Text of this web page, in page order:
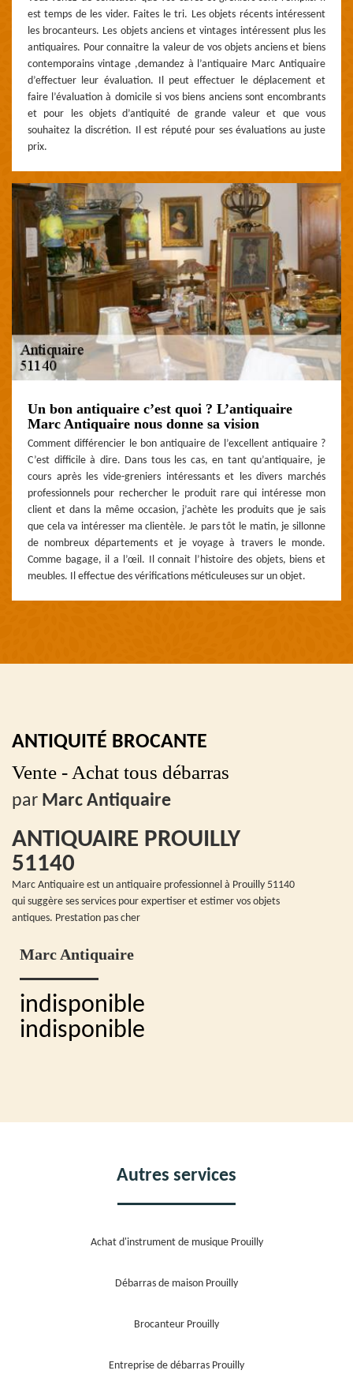
est temps de les vider. Faites le tri. Les objets récents intéressent
les brocanteurs. Les objets anciens et vintages intéressent plus les
antiquaires. Pour connaitre la valeur de vos objets anciens et biens
contemporains vintage ,demandez à l’antiquaire Marc Antiquaire
d’effectuer leur évaluation. Il peut effectuer le déplacement et
faire l’évaluation à domicile si vos biens anciens sont encombrants
et pour les objets d’antiquité de grande valeur et que vous
souhaitez la discrétion. Il est réputé pour ses évaluations au juste
prix.
Un bon antiquaire c’est quoi ? L’antiquaire
Marc Antiquaire nous donne sa vision
Comment différencier le bon antiquaire de l’excellent antiquaire ?
C’est difficile à dire. Dans tous les cas, en tant qu’antiquaire, je
cours après les vide-greniers intéressants et les divers marchés
professionnels pour rechercher le produit rare qui intéresse mon
client et dans la même occasion, j’achète les produits que je sais
que cela va intéresser ma clientèle. Je pars tôt le matin, je sillonne
de nombreux départements et je voyage à travers le monde.
Comme bagage, il a l’œil. Il connait l’histoire des objets, biens et
meubles. Il effectue des vérifications méticuleuses sur un objet.
ANTIQUITÉ BROCANTE
Vente - Achat tous débarras
par Marc Antiquaire
ANTIQUAIRE PROUILLY
51140
Marc Antiquaire est un antiquaire professionnel à Prouilly 51140
qui suggère ses services pour expertiser et estimer vos objets
antiques. Prestation pas cher
Marc Antiquaire
indisponible
indisponible
Autres services
Achat d'instrument de musique Prouilly
Débarras de maison Prouilly
Brocanteur Prouilly
Entreprise de débarras Prouilly